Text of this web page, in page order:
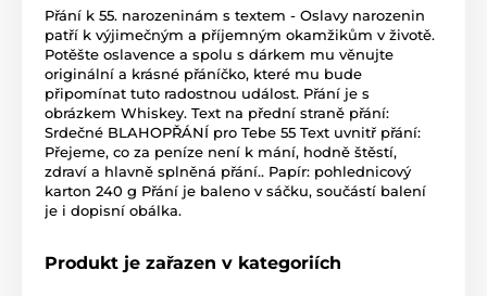
Přání k 55. narozeninám s textem - Oslavy narozenin
patří k výjimečným a příjemným okamžikům v životě.
Potěšte oslavence a spolu s dárkem mu věnujte
originální a krásné přáníčko, které mu bude
připomínat tuto radostnou událost. Přání je s
obrázkem Whiskey. Text na přední straně přání:
Srdečné BLAHOPŘÁNÍ pro Tebe 55 Text uvnitř přání:
Přejeme, co za peníze není k mání, hodně štěstí,
zdraví a hlavně splněná přání.. Papír: pohlednicový
karton 240 g Přání je baleno v sáčku, součástí balení
je i dopisní obálka.
Produkt je zařazen v kategoriích